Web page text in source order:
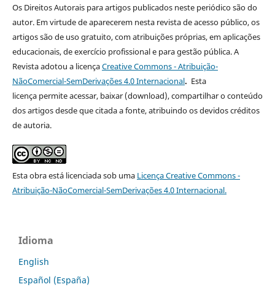
Os Direitos Autorais para artigos publicados neste periódico são do
autor. Em virtude de aparecerem nesta revista de acesso público, os
artigos são de uso gratuito, com atribuições próprias, em aplicações
educacionais, de exercício profissional e para gestão pública. A
Revista adotou a licençaCreative Commons - Atribuição-
NãoComercial-SemDerivações 4.0 Internacional. Esta
licença permite acessar, baixar (download), compartilhar o conteúdo
dos artigos desde que citada a fonte, atribuindo os devidos créditos
de autoria.
Esta obra está licenciada sob uma LicençaCreative Commons -
Atribuição-NãoComercial-SemDerivações 4.0 Internacional.
Idioma
English
Español (España)